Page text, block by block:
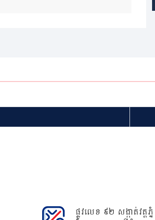
ផ្លូវលេខ ៩២ សង្កាត់វត្តភ្